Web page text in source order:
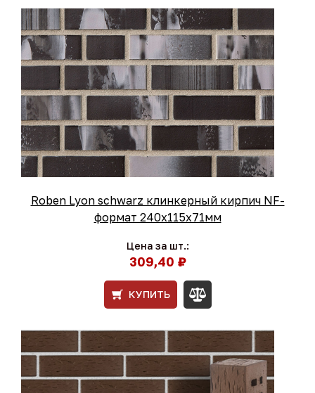
Roben Lyon schwarz клинкерный кирпич NF-
формат 240x115x71мм
Цена за шт.:
309,40 ₽
КУПИТЬ